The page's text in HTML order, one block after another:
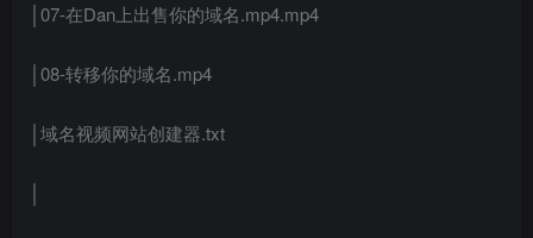
│07-在Dan上出售你的域名.mp4.mp4
│08-转移你的域名.mp4
│域名视频网站创建器.txt